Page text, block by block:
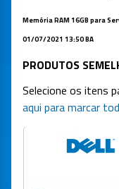
Memória RAM 16GB para
01/07/2021 13:50BA
PRODUTOS
Selecione os itens
aqui para marcar